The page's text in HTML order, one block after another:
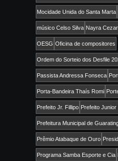
Mocidade Unida do Santa Marta
músico Celso Silva Nayra
OESG Oficina de compositores
Ordem do Sorteio dos Desfile
Passista Andressa Fonseca
Porta-Bandeira Thaís Romi
Prefeito Jr. Fillipo Prefeito Junior
Prefeitura Municipal de
Prêmio Atabaque de Ouro
Programa Samba Esporte e Cia